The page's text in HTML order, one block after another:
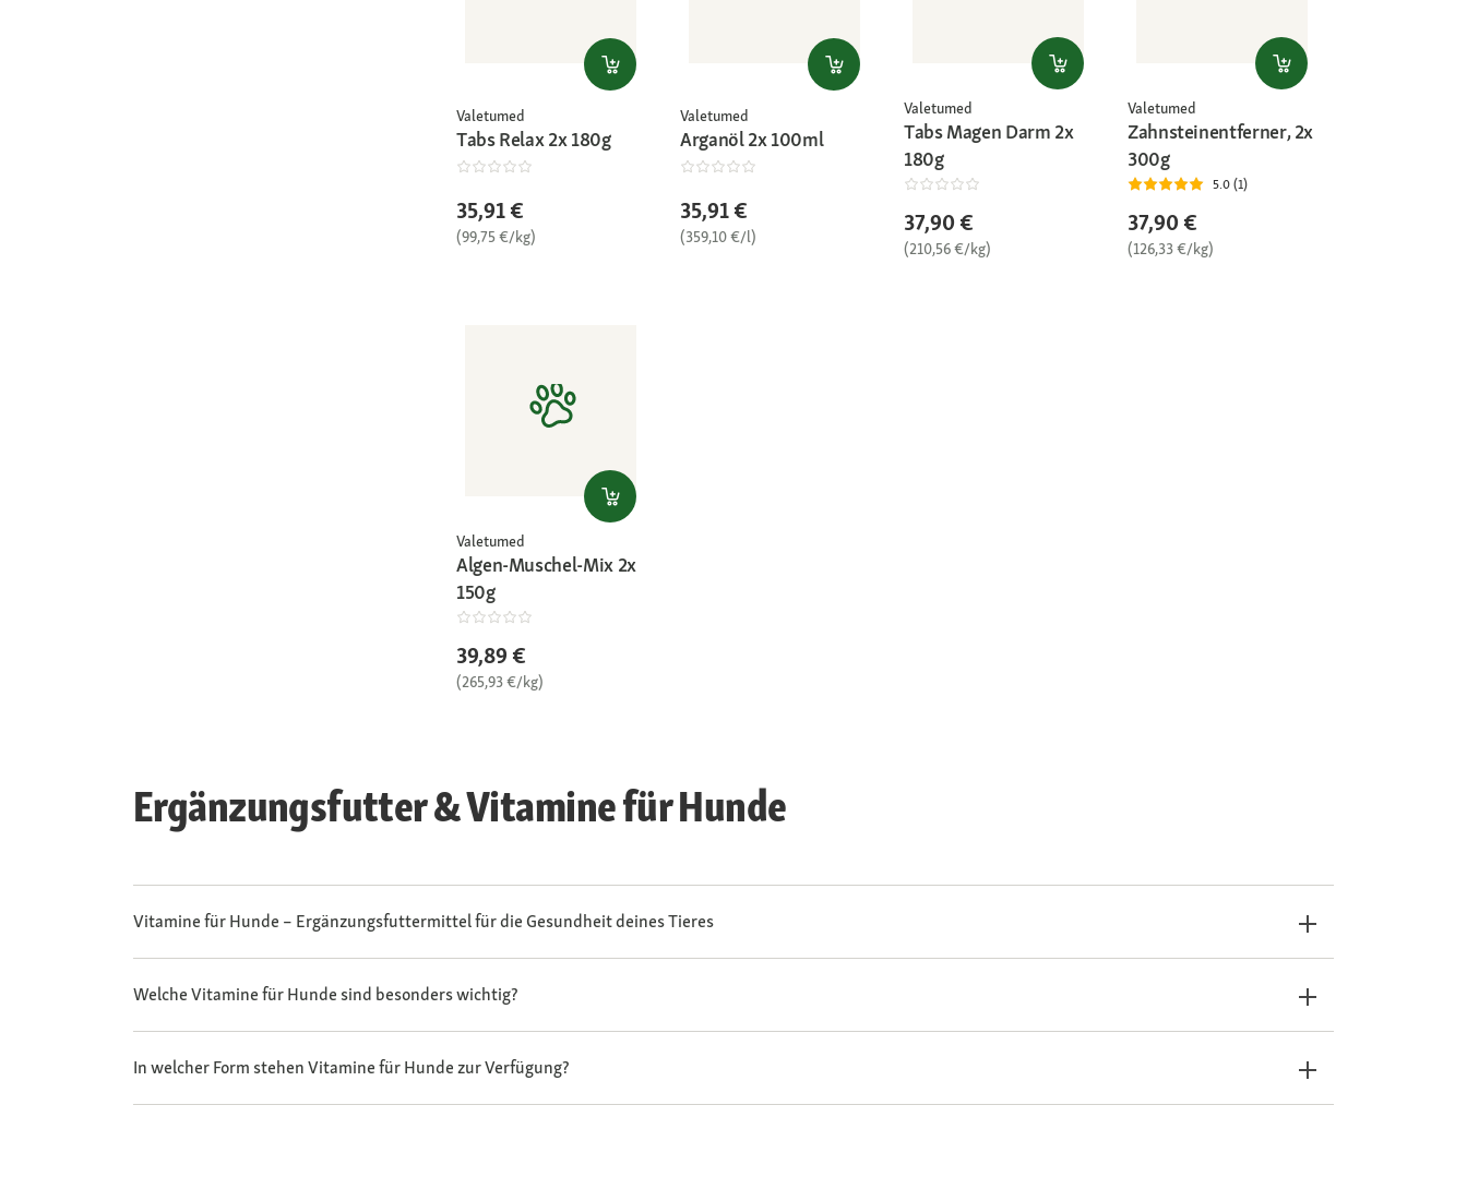
Valetumed
Tabs Relax 2x 180g
35,91 €
(99,75 €/kg)
Valetumed
Arganöl 2x 100ml
35,91 €
(359,10 €/l)
Valetumed
Tabs Magen Darm 2x
180g
37,90 €
(210,56 €/kg)
Valetumed
Zahnsteinentferner, 2x
300g
5.0 (1)
37,90 €
(126,33 €/kg)
Valetumed
Algen-Muschel-Mix 2x
150g
39,89 €
(265,93 €/kg)
Ergänzungsfutter & Vitamine für Hunde
Vitamine für Hunde – Ergänzungsfuttermittel für die Gesundheit deines Tieres
Welche Vitamine für Hunde sind besonders wichtig?
In welcher Form stehen Vitamine für Hunde zur Verfügung?